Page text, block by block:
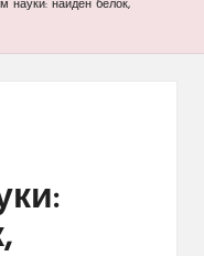
науки: найден белок,